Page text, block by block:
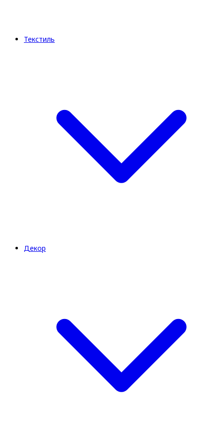
Текстиль
Декор